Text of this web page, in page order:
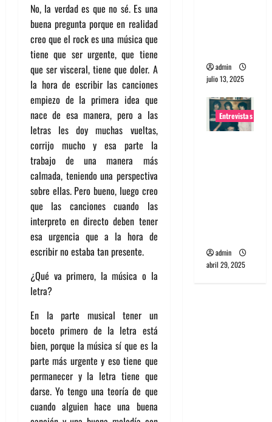
No, la verdad es que no sé. Es una
buena pregunta porque en realidad
creo que el rock es una música que
tiene que ser urgente, que tiene
que ser visceral, tiene que doler. A
la hora de escribir las canciones
empiezo de la primera idea que
nace de esa manera, pero a las
letras les doy muchas vueltas,
corrijo mucho y esa parte la
trabajo de una manera más
calmada, teniendo una perspectiva
sobre ellas. Pero bueno, luego creo
que las canciones cuando las
interpreto en directo deben tener
esa urgencia que a la hora de
escribir no estaba tan presente.
¿Qué va primero, la música o la
letra?
En la parte musical tener un
boceto primero de la letra está
bien, porque la música sí que es la
parte más urgente y eso tiene que
permanecer y la letra tiene que
darse. Yo tengo una teoría de que
cuando alguien hace una buena
admin
julio 13, 2025
Entrevistas
admin
abril 29, 2025